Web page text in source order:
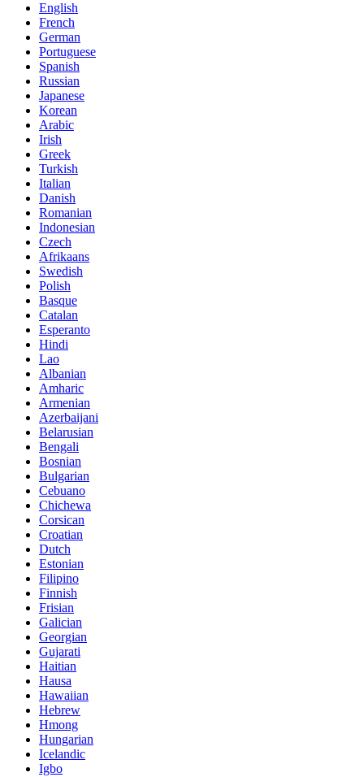
English
French
German
Portuguese
Spanish
Russian
Japanese
Korean
Arabic
Irish
Greek
Turkish
Italian
Danish
Romanian
Indonesian
Czech
Afrikaans
Swedish
Polish
Basque
Catalan
Esperanto
Hindi
Lao
Albanian
Amharic
Armenian
Azerbaijani
Belarusian
Bengali
Bosnian
Bulgarian
Cebuano
Chichewa
Corsican
Croatian
Dutch
Estonian
Filipino
Finnish
Frisian
Galician
Georgian
Gujarati
Haitian
Hausa
Hawaiian
Hebrew
Hmong
Hungarian
Icelandic
Igbo